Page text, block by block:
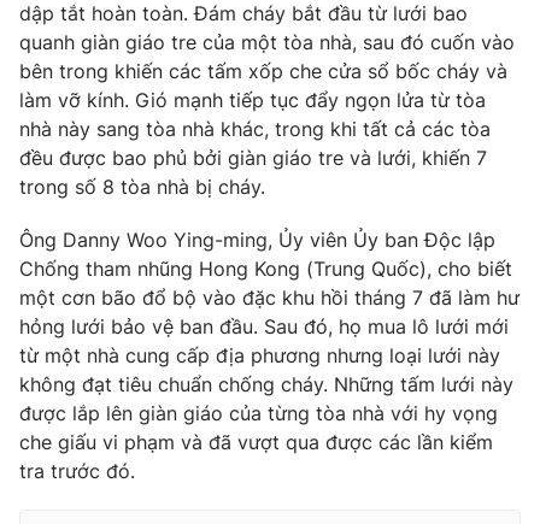
Video Shorts video
VTV Money VTV Thể thao
VTV Sức khoẻ Bất động sản
Thị trường 24h Tấm lòng Việt
VTV4 Vươn mình bằng AI
VTV9 VTV8
Liên hệ tòa soạn English
dập tắt hoàn toàn. Đám cháy bắt đầu từ lưới bao
quanh giàn giáo tre của một tòa nhà, sau đó cuốn vào
bên trong khiến các tấm xốp che cửa sổ bốc cháy và
làm vỡ kính. Gió mạnh tiếp tục đẩy ngọn lửa từ tòa
nhà này sang tòa nhà khác, trong khi tất cả các tòa
đều được bao phủ bởi giàn giáo tre và lưới, khiến 7
trong số 8 tòa nhà bị cháy.
Ông Danny Woo Ying-ming, Ủy viên Ủy ban Độc lập
Chống tham nhũng Hong Kong (Trung Quốc), cho biết
một cơn bão đổ bộ vào đặc khu hồi tháng 7 đã làm hư
hỏng lưới bảo vệ ban đầu. Sau đó, họ mua lô lưới mới
từ một nhà cung cấp địa phương nhưng loại lưới này
không đạt tiêu chuẩn chống cháy. Những tấm lưới này
được lắp lên giàn giáo của từng tòa nhà với hy vọng
che giấu vi phạm và đã vượt qua được các lần kiểm
tra trước đó.